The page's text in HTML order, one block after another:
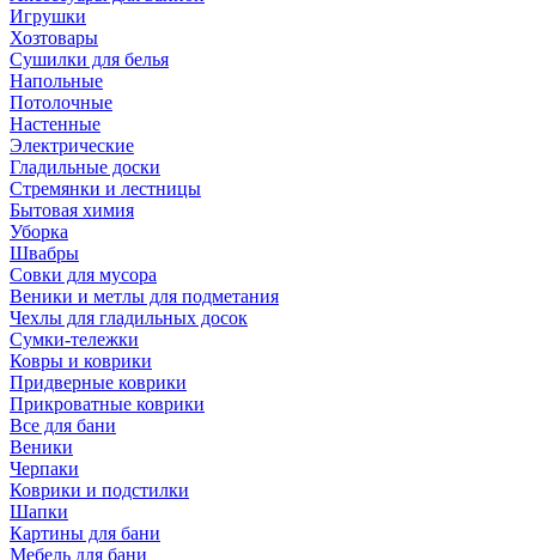
Игрушки
Хозтовары
Сушилки для белья
Напольные
Потолочные
Настенные
Электрические
Гладильные доски
Стремянки и лестницы
Бытовая химия
Уборка
Швабры
Совки для мусора
Веники и метлы для подметания
Чехлы для гладильных досок
Сумки-тележки
Ковры и коврики
Придверные коврики
Прикроватные коврики
Все для бани
Веники
Черпаки
Коврики и подстилки
Шапки
Картины для бани
Мебель для бани